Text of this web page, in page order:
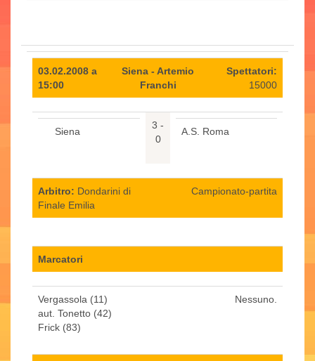
03.02.2008 a
15:00
Siena - Artemio
Franchi
Spettatori:
15000
Siena
3 -
0
A.S. Roma
Arbitro: Dondarini di
Finale Emilia
Campionato-partita
Marcatori
Vergassola (11)
aut. Tonetto (42)
Frick (83)
Nessuno.